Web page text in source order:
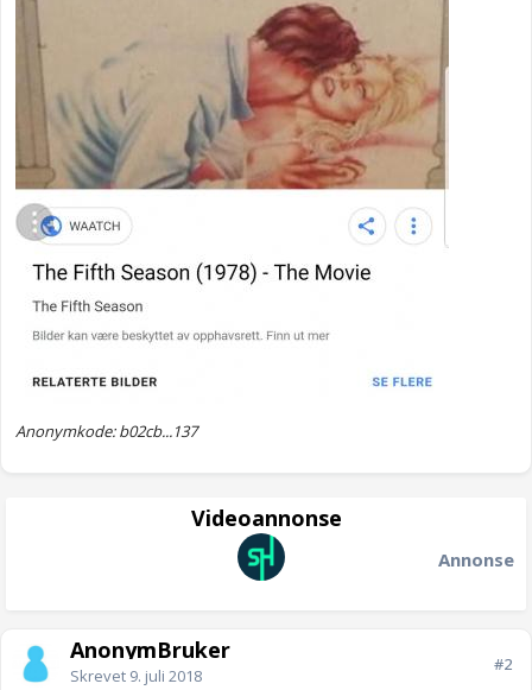
Anonymkode: b02cb...137
Videoannonse
Annonse
AnonymBruker
Skrevet 9. juli 2018
#2